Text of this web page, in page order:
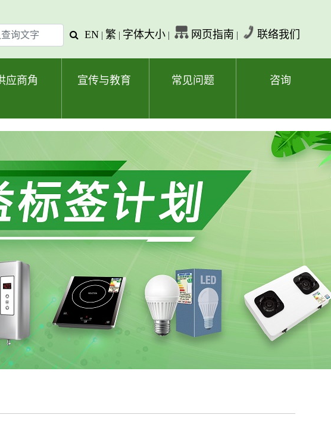
查
字
EN | 繁 | 字体大小 | 网页指南 | 联络我们
应商角 宣传与教育 常见问题 咨询